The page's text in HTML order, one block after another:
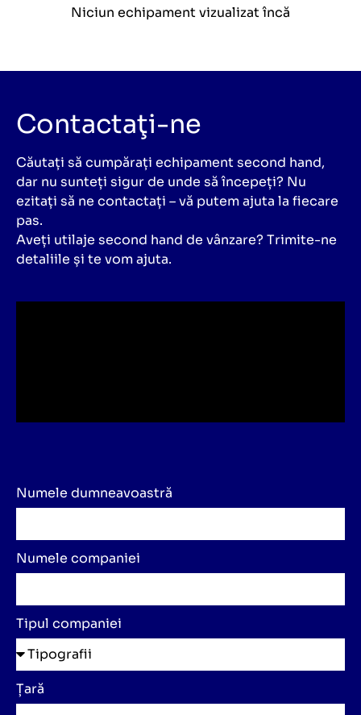
Niciun echipament vizualizat încă
Contactaţi-ne
Căutați să cumpărați echipament second hand,
dar nu sunteți sigur de unde să începeți? Nu
ezitați să ne contactați – vă putem ajuta la fiecare
pas.
Aveți utilaje second hand de vânzare? Trimite-ne
detaliile și te vom ajuta.
Numele dumneavoastră
Numele companiei
Tipul companiei
Țară